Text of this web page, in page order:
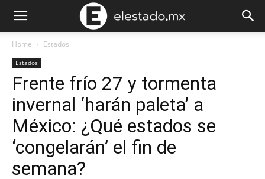
Home Estados
Estados
Frente frío 27 y tormenta
invernal ‘harán paleta’ a
México: ¿Qué estados se
‘congelarán’ el fin de
semana?